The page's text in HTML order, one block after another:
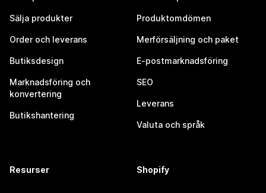
Sälja produkter
Order och leverans
Butiksdesign
Marknadsföring och
konvertering
Butikshantering
Produktomdömen
Merförsäljning och paket
E-postmarknadsföring
SEO
Leverans
Valuta och språk
Resurser Shopify